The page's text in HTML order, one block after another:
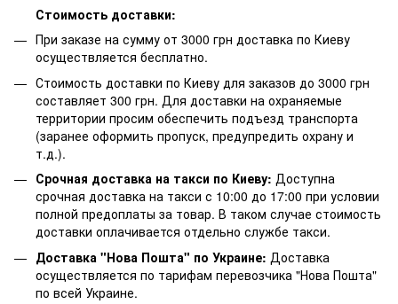
Стоимость доставки:
При заказе на сумму от 3000 грн доставка по Киеву
осуществляется бесплатно.
Стоимость доставки по Киеву для заказов до 3000 грн
составляет 300 грн. Для доставки на охраняемые
территории просим обеспечить подъезд транспорта
(заранее оформить пропуск, предупредить охрану и
т.д.).
Срочная доставка на такси по Киеву: Доступна
срочная доставка на такси с 10:00 до 17:00 при условии
полной предоплаты за товар. В таком случае стоимость
доставки оплачивается отдельно службе такси.
Доставка "Нова Пошта" по Украине: Доставка
осуществляется по тарифам перевозчика "Нова Пошта"
по всей Украине.